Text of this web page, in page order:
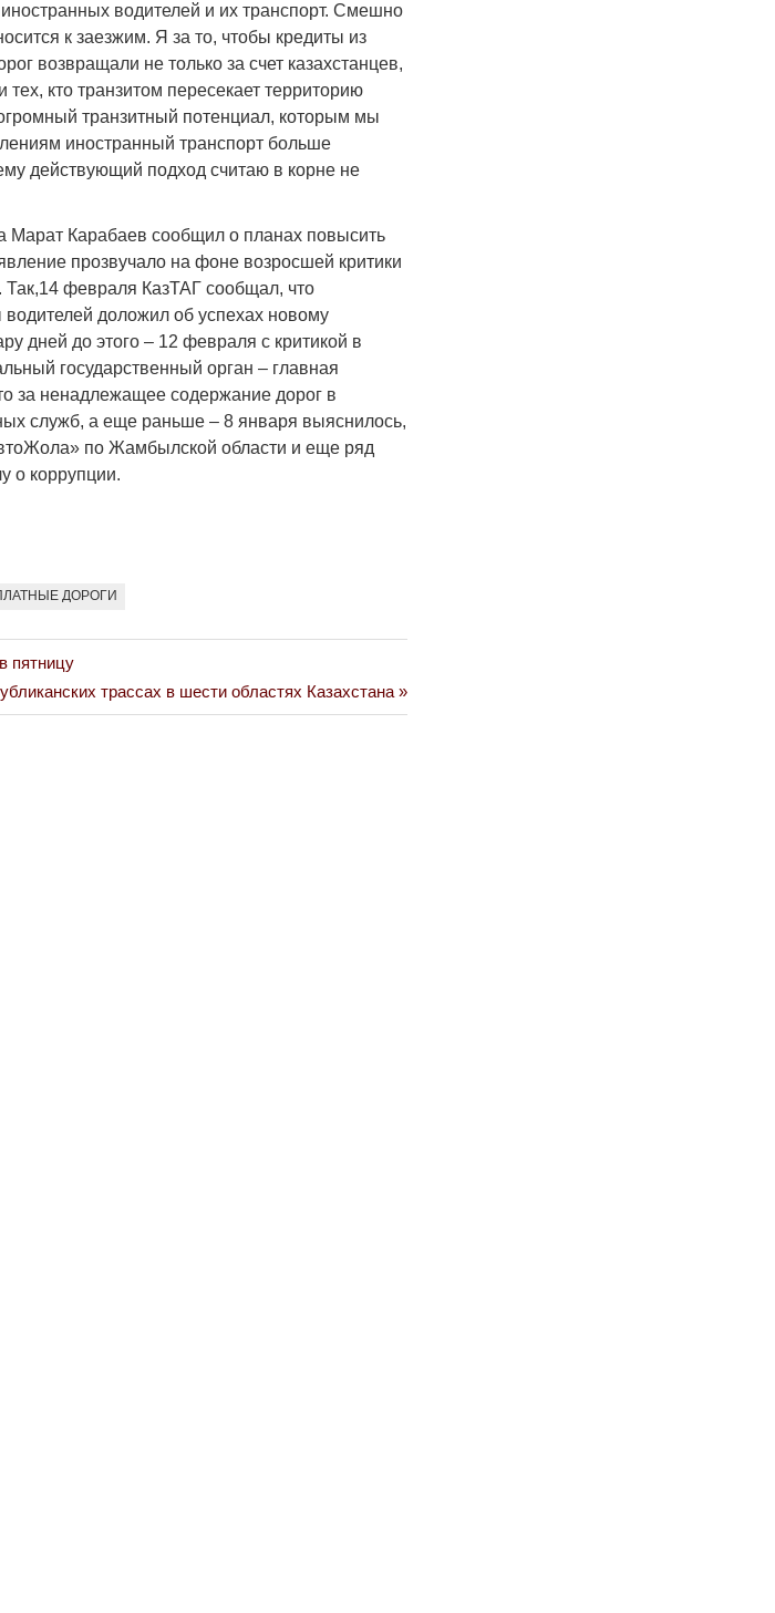
водителей и их транспорт. Смешно
к заезжим. Я за то, чтобы кредиты из
возвращали не только за счет казахстанцев,
кто транзитом пересекает территорию
транзитный потенциал, которым мы
иностранный транспорт больше
действующий подход считаю в корне не
Карабаев сообщил о планах повысить
прозвучало на фоне возросшей критики
Так,14 февраля КазТАГ сообщал, что
доложил об успехах новому
дней до этого – 12 февраля с критикой в
государственный орган – главная
за ненадлежащее содержание дорог в
служб, а еще раньше – 8 января выяснилось,
по Жамбылской области и еще ряд
о коррупции.
ДОРОГИ
пятницу
трассах в шести областях Казахстана